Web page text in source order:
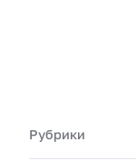
Рубрики